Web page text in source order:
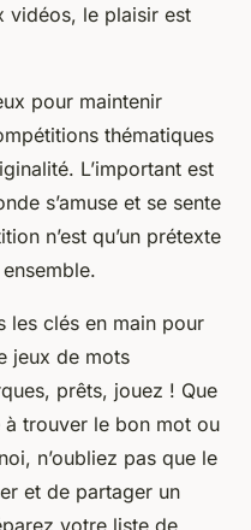
vidéos, le plaisir est
pour maintenir
thématiques
L’important est
s’amuse et se sente
n’est qu’un prétexte
les clés en main pour
jeux de mots
prêts, jouez ! Que
trouver le bon mot ou
n’oubliez pas que le
et de partager un
votre liste de